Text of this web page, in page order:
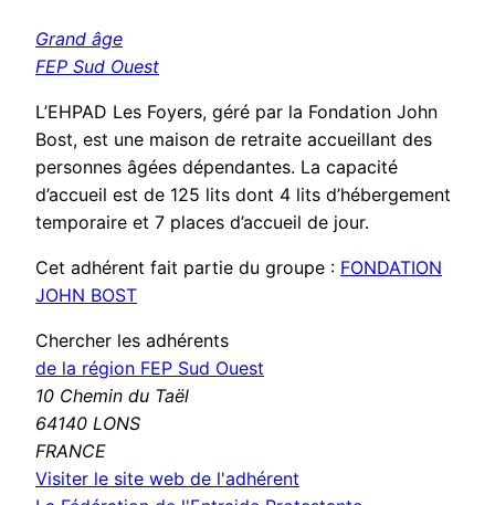
Grand âge
FEP Sud Ouest
L’EHPAD Les Foyers, géré par la Fondation John
Bost, est une maison de retraite accueillant des
personnes âgées dépendantes. La capacité
d’accueil est de 125 lits dont 4 lits d’hébergement
temporaire et 7 places d’accueil de jour.
Cet adhérent fait partie du groupe : FONDATION
JOHN BOST
Chercher les adhérents
de la région FEP Sud Ouest
10 Chemin du Taël
64140 LONS
FRANCE
Visiter le site web de l'adhérent